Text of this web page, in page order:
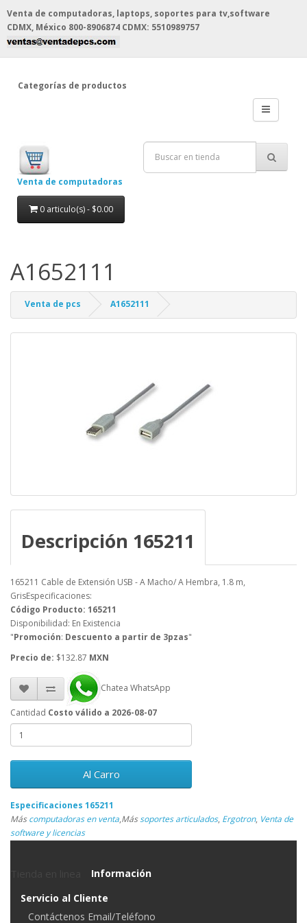
Venta de computadoras, laptops, soportes para tv,software
CDMX, México 800-8906874 CDMX: 5510989757
Categorías de productos
Venta de computadoras
0 articulo(s) - $0.00
A1652111
Venta de pcs A1652111
Descripción 165211
165211 Cable de Extensión USB - A Macho/ A Hembra, 1.8 m,
GrisEspecificaciones:
Código Producto: 165211
Disponibilidad: En Existencia
"Promoción: Descuento a partir de 3pzas"
Precio de: $132.87 MXN
Chatea WhatsApp
Cantidad Costo válido a 2026-08-07
Al Carro
Especificaciones 165211
Máscomputadoras en venta,Mássoportes articulados, Ergotron, Venta de
software y licencias
Información
Servicio al Cliente
Contáctenos Email/Teléfono